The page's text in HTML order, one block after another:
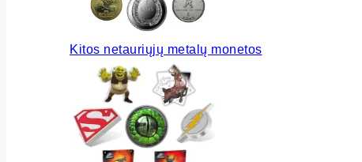
Kitos netauriųjų metalų monetos